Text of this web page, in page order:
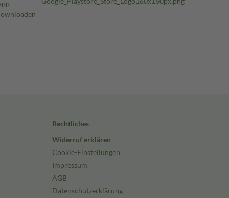
Rechtliches
Widerruf erklären
Cookie-Einstellungen
Impressum
AGB
Datenschutzerklärung